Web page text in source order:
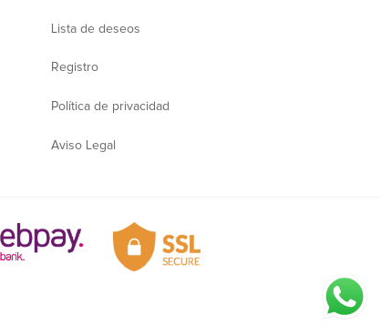
Lista de deseos
Registro
Política de privacidad
Aviso Legal